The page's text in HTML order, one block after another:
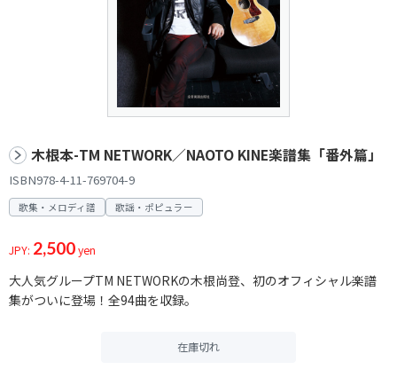
木根本-TM NETWORK／NAOTO KINE楽譜集「番外篇」
ISBN978-4-11-769704-9
歌集・メロディ譜 歌謡・ポピュラー
JPY: 2,500yen
大人気グループTM NETWORKの木根尚登、初のオフィシャル楽譜
集がついに登場！全94曲を収録。
在庫切れ